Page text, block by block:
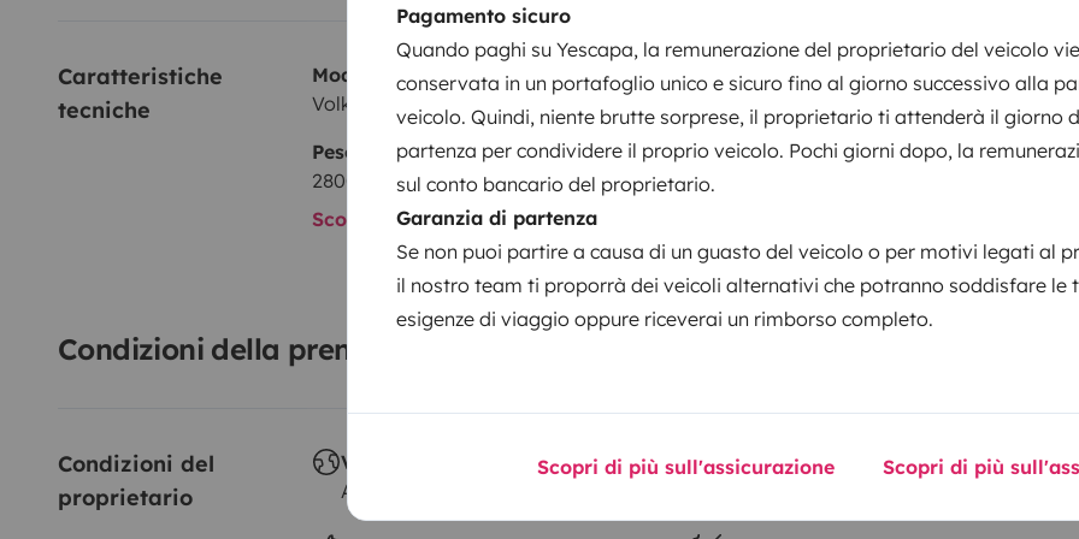
Pagamento sicuro
Quando paghi su Yescapa, la remunerazione del proprietario del veicolo
conservata in un portafoglio unico e sicuro fino al giorno successivo alla
veicolo. Quindi, niente brutte sorprese, il proprietario ti attenderà il giorno
partenza per condividere il proprio veicolo. Pochi giorni dopo, la
sul conto bancario del proprietario.
Garanzia di partenza
Se non puoi partire a causa di un guasto del veicolo o per motivi legati al
il nostro team ti proporrà dei veicoli alternativi che potranno soddisfare le
esigenze di viaggio oppure riceverai un rimborso completo.
Scopri di più sull'assicurazione Scopri di più
Caratteristiche
tecniche
Modello
Volkswagen Transporter T6
Data di immatricolazione
Peso massimo autorizzato
2800 kg
Altezza
2 m
Scopri di più sulle caratteristiche
Condizioni della prenotazione
Condizioni del
proprietario
Viaggio all'estero
Autorizzato
Patente di guida